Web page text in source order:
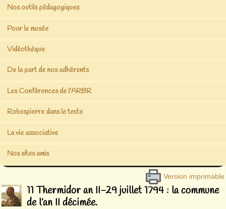
Nos outils pédagogiques
Pour le musée
Vidéothèque
De la part de nos adhérents
Les Conférences de l’ARBR
Robespierre dans le texte
La vie associative
Nos sites amis
Version imprimable
11 Thermidor an II-29 juillet 1794 : la commune
de l’an II décimée.